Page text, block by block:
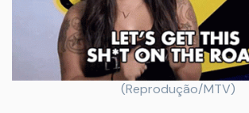
(Reprodução/MTV)